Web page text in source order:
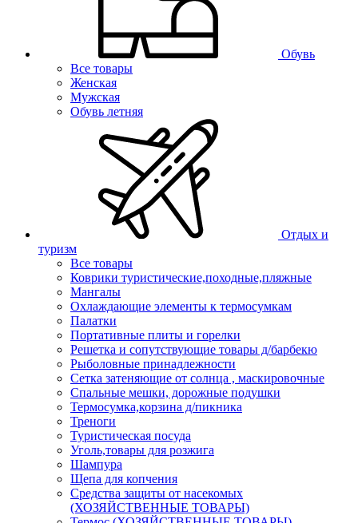
Обувь
Все товары
Женская
Мужская
Обувь летняя
Отдых и
туризм
Все товары
Коврики туристические,походные,пляжные
Мангалы
Охлаждающие элементы к термосумкам
Палатки
Портативные плиты и горелки
Решетка и сопутствующие товары д/барбекю
Рыболовные принадлежности
Сетка затеняющие от солнца , маскировочные
Спальные мешки, дорожные подушки
Термосумка,корзина д/пикника
Треноги
Туристическая посуда
Уголь,товары для розжига
Шампура
Щепа для копчения
Средства защиты от насекомых
(ХОЗЯЙСТВЕННЫЕ ТОВАРЫ)